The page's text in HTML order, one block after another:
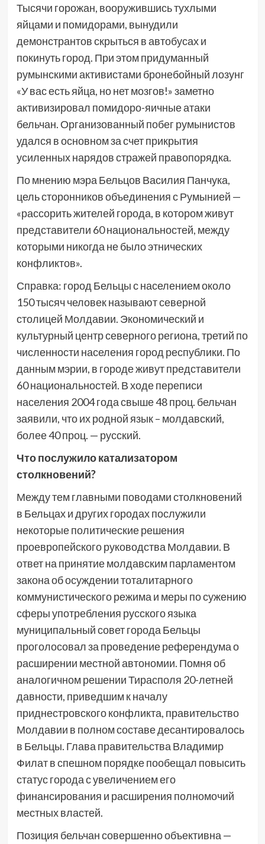
Тысячи горожан, вооружившись тухлыми
яйцами и помидорами, вынудили
демонстрантов скрыться в автобусах и
покинуть город. При этом придуманный
румынскими активистами бронебойный лозунг
«У вас есть яйца, но нет мозгов!» заметно
активизировал помидоро-яичные атаки
бельчан. Организованный побег румынистов
удался в основном за счет прикрытия
усиленных нарядов стражей правопорядка.
По мнению мэра Бельцов Василия Панчука,
цель сторонников объединения с Румынией —
«рассорить жителей города, в котором живут
представители 60 национальностей, между
которыми никогда не было этнических
конфликтов».
Справка: город Бельцы с населением около
150 тысяч человек называют северной
столицей Молдавии. Экономический и
культурный центр северного региона, третий по
численности населения город республики. По
данным мэрии, в городе живут представители
60 национальностей. В ходе переписи
населения 2004 года свыше 48 проц. бельчан
заявили, что их родной язык – молдавский,
более 40 проц. — русский.
Что послужило катализатором
столкновений?
Между тем главными поводами столкновений
в Бельцах и других городах послужили
некоторые политические решения
проевропейского руководства Молдавии. В
ответ на принятие молдавским парламентом
закона об осуждении тоталитарного
коммунистического режима и меры по сужению
сферы употребления русского языка
муниципальный совет города Бельцы
проголосовал за проведение референдума о
расширении местной автономии. Помня об
аналогичном решении Тирасполя 20-летней
давности, приведшим к началу
приднестровского конфликта, правительство
Молдавии в полном составе десантировалось
в Бельцы. Глава правительства Владимир
Филат в спешном порядке пообещал повысить
статус города с увеличением его
финансирования и расширения полномочий
местных властей.
Позиция бельчан совершенно объективна —